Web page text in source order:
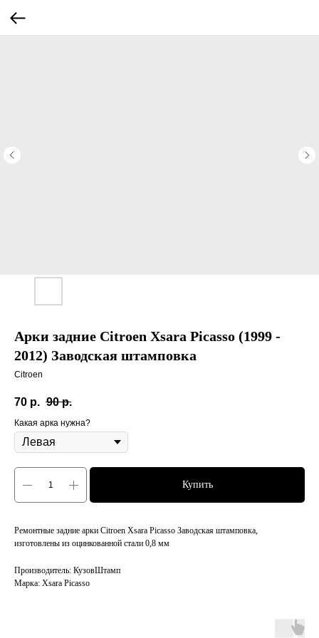
Арки задние Citroen Xsara Picasso (1999 -
2012) Заводская штамповка
Citroen
70 р. 90 р.
Какая арка нужна?
Купить
Ремонтные задние арки Citroen Xsara Picasso Заводская штамповка,
изготовлены из оцинкованной стали 0,8 мм
Производитель: КузовШтамп
Марка: Xsara Picasso